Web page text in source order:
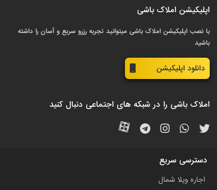
اپلیکیشن املاک باشی
با نصب اپلیکیشن املاک باشی میتوانید تجربه رزرو سریع و آسان را داشته
باشید
دانلود اپلیکیشن
املاک باشی را در شبکه های اجتماعی دنبال کنید
دسترسی سریع
اجاره ویلا شمال